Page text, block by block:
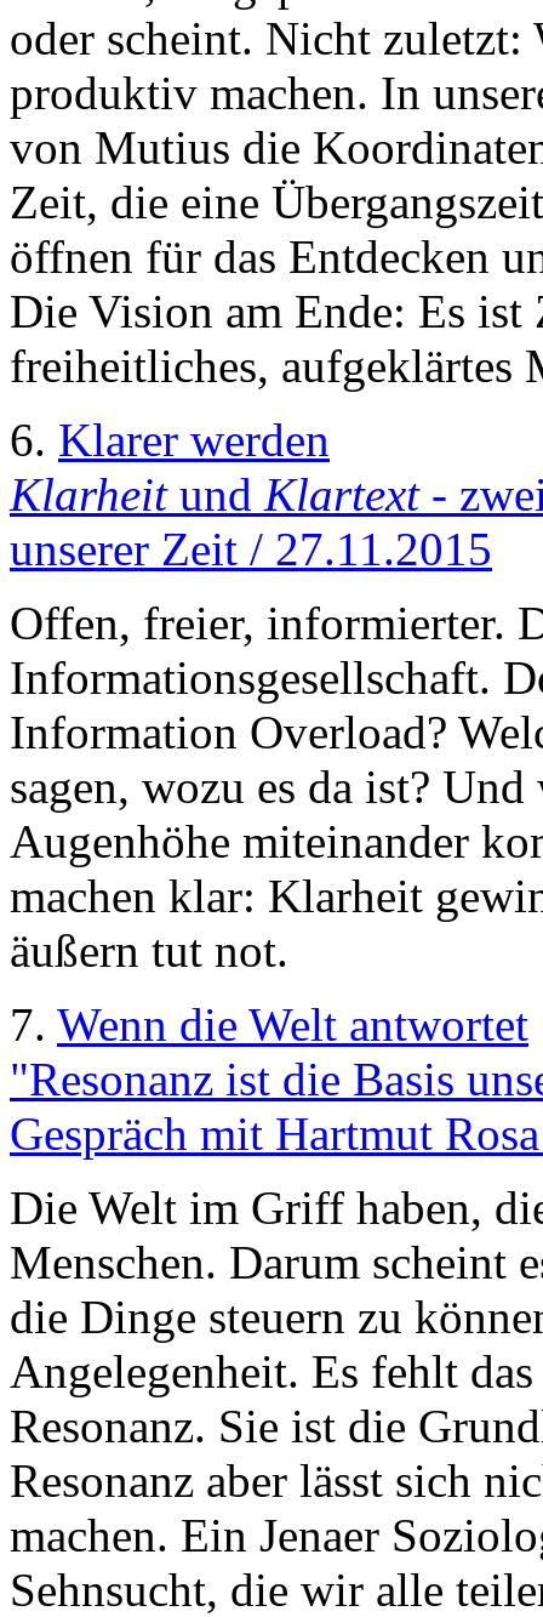
oder scheint. Nicht zuletzt:
produktiv machen. In
von Mutius die
Zeit, die eine
öffnen für das Entdecken
Die Vision am Ende: Es ist
freiheitliches, aufgeklärtes
6. Klarer werden
Klarheitund Klartext-
unserer Zeit / 27.11.2015
Offen, freier, informierter.
Informationsgesellschaft.
Information Overload?
sagen, wozu es da ist?
Augenhöhe miteinander
machen klar: Klarheit
äußern tut not.
7. Wenn die Welt antwortet
"Resonanz ist die Basis
Gespräch mit Hartmut
Die Welt im Griff haben,
Menschen. Darum scheint
die Dinge steuern zu
Angelegenheit. Es fehlt
Resonanz. Sie ist die
Resonanz aber lässt sich
machen. Ein Jenaer
Sehnsucht, die wir alle